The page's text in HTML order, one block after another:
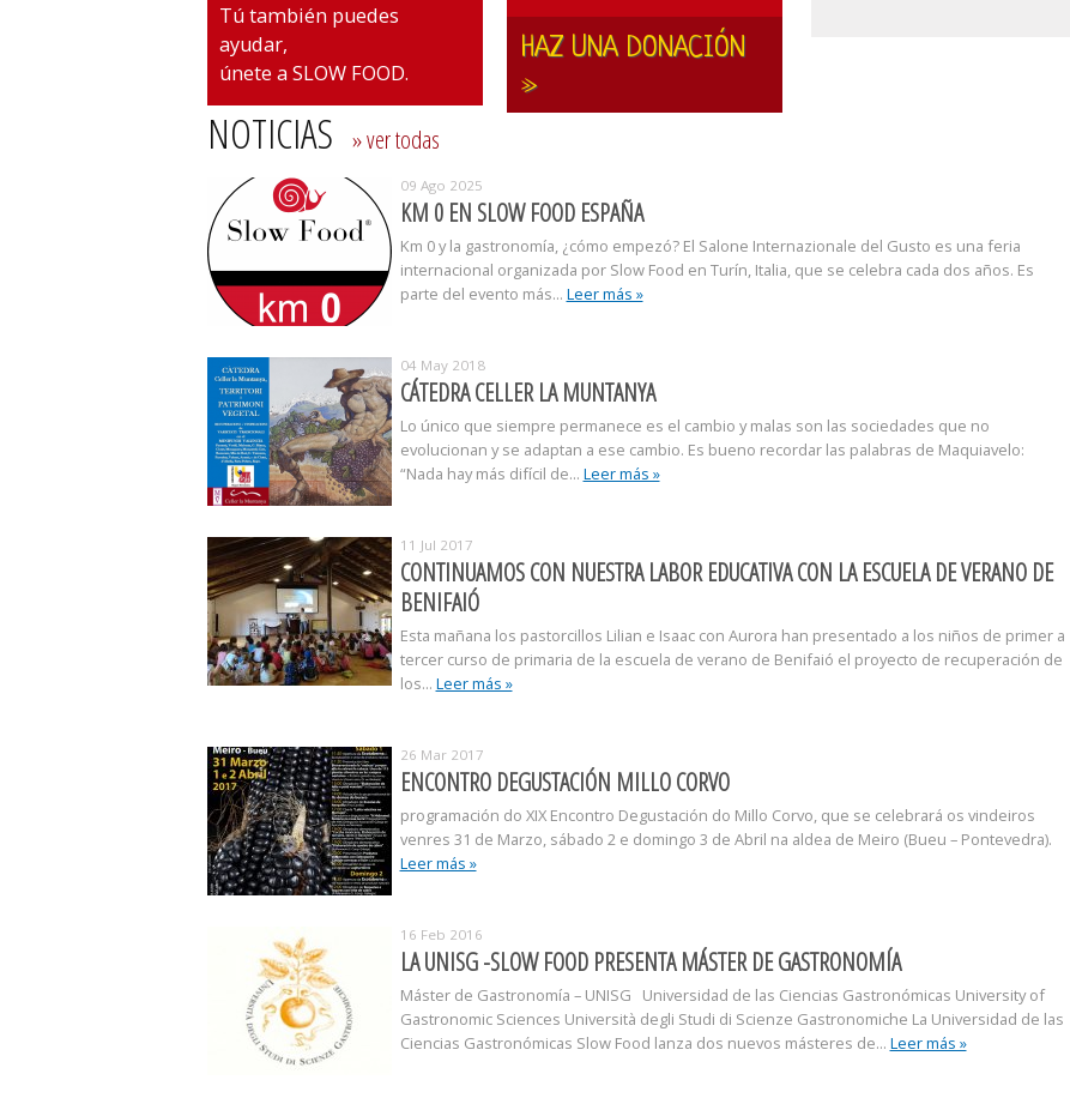
Tú también puedes
ayudar,
únete a SLOW FOOD.
HAZ UNA DONACIÓN
»
NOTICIAS » ver todas
09 Ago 2025
KM 0 EN SLOW FOOD ESPAÑA
Km 0 y la gastronomía, ¿cómo empezó? El Salone Internazionale del Gusto es una feria
internacional organizada por Slow Food en Turín, Italia, que se celebra cada dos años. Es
parte del evento más... Leer más »
04 May 2018
CÁTEDRA CELLER LA MUNTANYA
Lo único que siempre permanece es el cambio y malas son las sociedades que no
evolucionan y se adaptan a ese cambio. Es bueno recordar las palabras de Maquiavelo:
“Nada hay más difícil de... Leer más »
11 Jul 2017
CONTINUAMOS CON NUESTRA LABOR EDUCATIVA CON LA ESCUELA DE VERANO DE
BENIFAIÓ
Esta mañana los pastorcillos Lilian e Isaac con Aurora han presentado a los niños de primer a
tercer curso de primaria de la escuela de verano de Benifaió el proyecto de recuperación de
los... Leer más »
26 Mar 2017
ENCONTRO DEGUSTACIÓN MILLO CORVO
programación do XIX Encontro Degustación do Millo Corvo, que se celebrará os vindeiros
venres 31 de Marzo, sábado 2 e domingo 3 de Abril na aldea de Meiro (Bueu – Pontevedra).
Leer más »
16 Feb 2016
LA UNISG -SLOW FOOD PRESENTA MÁSTER DE GASTRONOMÍA
Máster de Gastronomía – UNISG Universidad de las Ciencias Gastronómicas University of
Gastronomic Sciences Università degli Studi di Scienze Gastronomiche La Universidad de las
Ciencias Gastronómicas Slow Food lanza dos nuevos másteres de... Leer más »